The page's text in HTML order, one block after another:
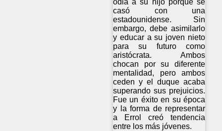
casó con una
estadounidense. Sin
embargo, debe asimilarlo
y educar a su joven nieto
para su futuro como
aristócrata. Ambos
chocan por su diferente
mentalidad, pero ambos
ceden y el duque acaba
superando sus prejuicios.
Fue un éxito en su época
y la forma de representar
a Errol creó tendencia
entre los más jóvenes.